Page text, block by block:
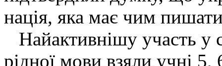
нація, яка має чим
Найактивнішу участь у
рідної мови взяли учні 5,